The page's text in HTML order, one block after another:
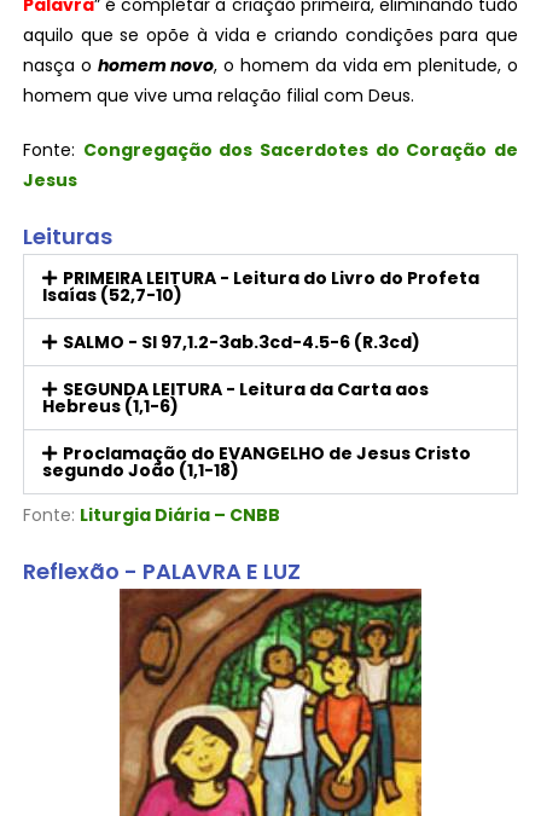
Palavra” é completar a criação primeira, eliminando tudo
aquilo que se opõe à vida e criando condições para que
nasça o homem novo, o homem da vida em plenitude, o
homem que vive uma relação filial com Deus.
Fonte: Congregação dos Sacerdotes do Coração de
Jesus
Leituras
PRIMEIRA LEITURA - Leitura do Livro do Profeta
Isaías (52,7-10)
SALMO - Sl 97,1.2-3ab.3cd-4.5-6 (R.3cd)
SEGUNDA LEITURA - Leitura da Carta aos
Hebreus (1,1-6)
Proclamação do EVANGELHO de Jesus Cristo
segundo João (1,1-18)
Fonte: Liturgia Diária – CNBB
Reflexão - PALAVRA E LUZ